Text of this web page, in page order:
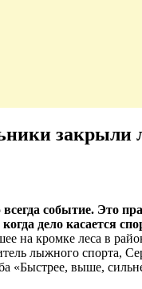
событие. Это
дело касается
на кромке леса в
лыжного спорта,
«Быстрее, выше,